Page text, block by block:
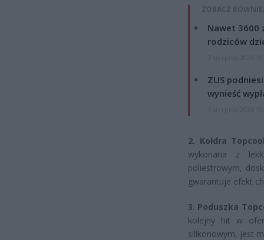
ZOBACZ
Nawet 3600
rodziców
ZUS
wynieść
2. Kołdra
wykonana z
poliestrowym,
gwarantuje efekt
3. Poduszka
kolejny hit w
silikonowym, jest